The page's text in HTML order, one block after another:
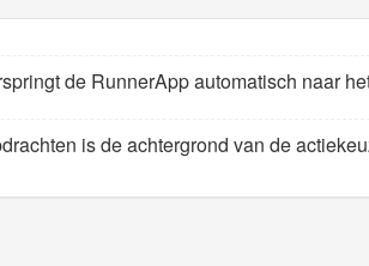
de RunnerApp automatisch naar
is de achtergrond van de